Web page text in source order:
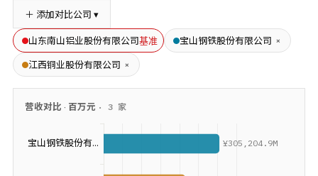
＋ 添加对比公司 ▾
山东南山铝业股份有限公司基准 宝山钢铁股份有限公司 ×
江西铜业股份有限公司 ×
营收对比 · 百万元 · 3 家